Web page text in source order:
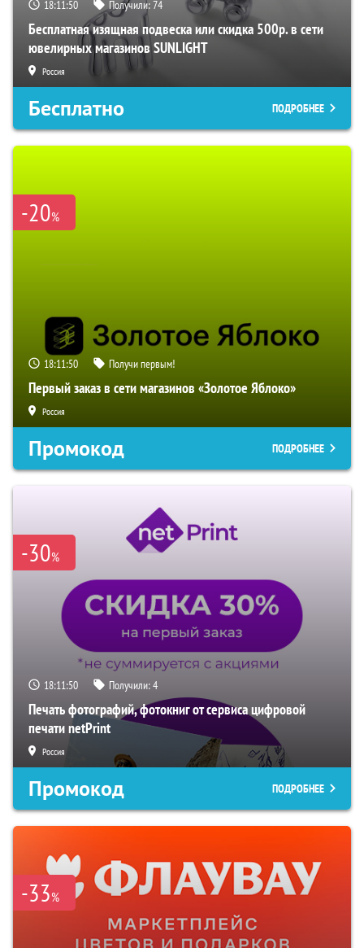
18:11:48 Получили:74
Бесплатная изящная подвеска или скидка 500р. в сети
ювелирных магазинов SUNLIGHT
Россия
Бесплатно ПОДРОБНЕЕ
-20%
18:11:48 Получи первым!
Первый заказ в сети магазинов «Золотое Яблоко»
Россия
Промокод ПОДРОБНЕЕ
-30%
18:11:48 Получили:4
Печать фотографий, фотокниг от сервиса цифровой
печати netPrint
Россия
Промокод ПОДРОБНЕЕ
-33%